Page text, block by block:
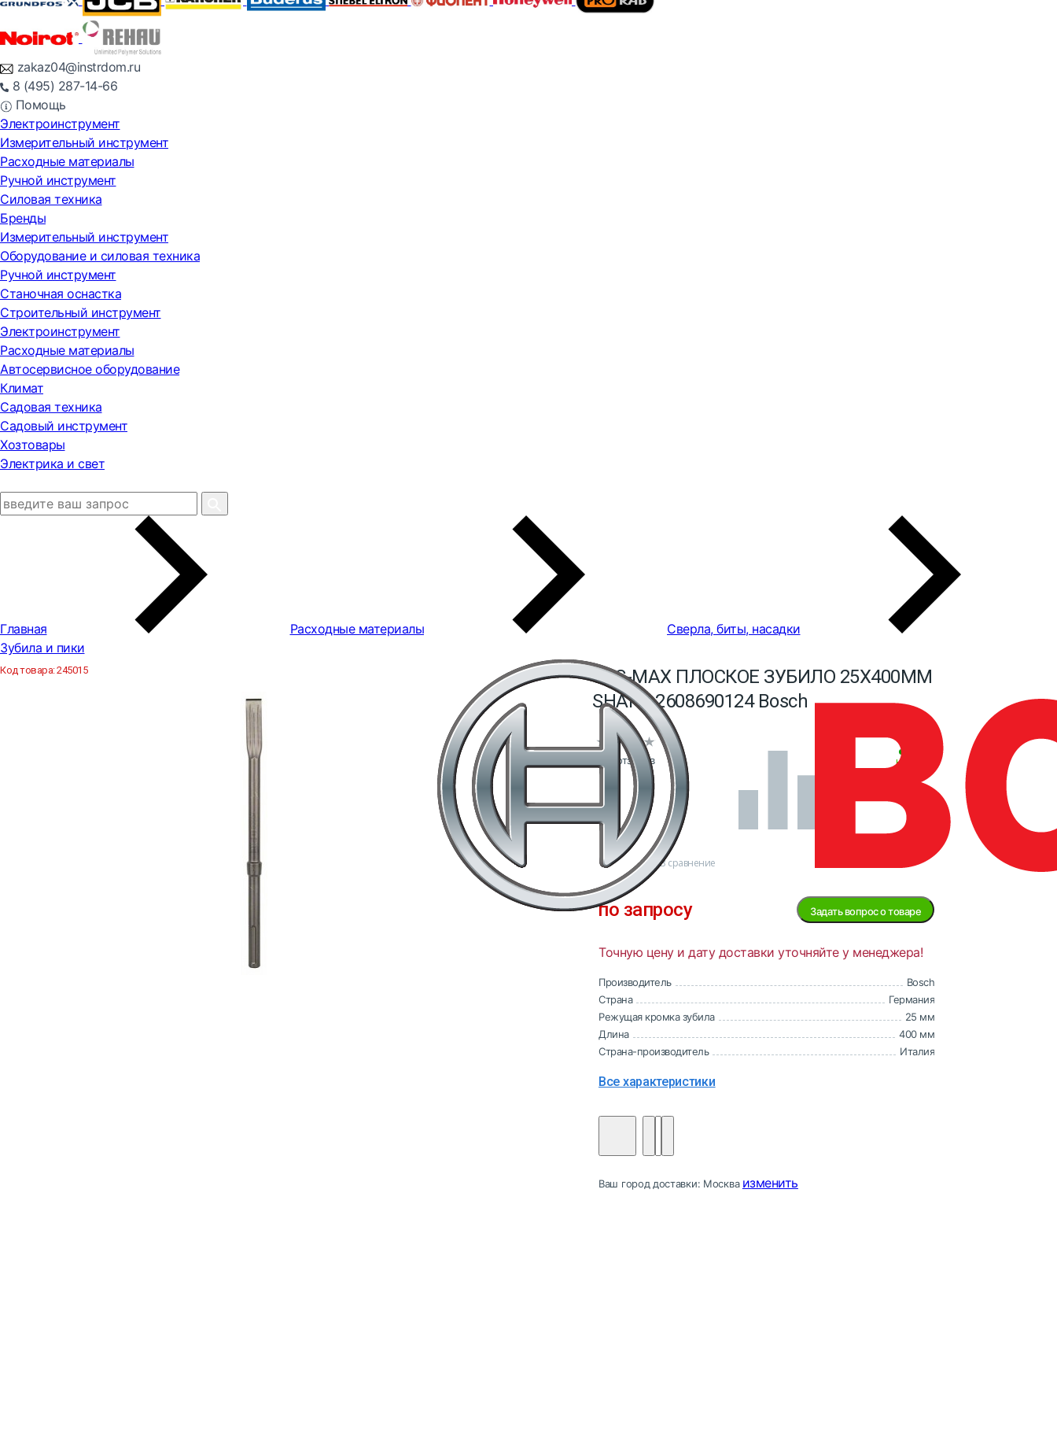
zakaz04@instrdom.ru
8 (495) 287-14-66
Помощь
Электроинструмент
Измерительный инструмент
Расходные материалы
Ручной инструмент
Силовая техника
Бренды
Измерительный инструмент
Оборудование и силовая техника
Ручной инструмент
Станочная оснастка
Строительный инструмент
Электроинструмент
Расходные материалы
Автосервисное оборудование
Климат
Садовая техника
Садовый инструмент
Хозтовары
Электрика и свет
Главная Расходные материалы
Сверла, биты, насадки
Зубила и пики
Код товара:245015
SDS-MAX ПЛОСКОЕ ЗУБИЛО 25Х400ММ
SHARP 2608690124 Bosch
0 отзывов
В сравнение
наличии
по запросу Задать вопрос о товаре
Точную цену и дату доставки уточняйте у менеджера!
Производитель
Bosch
Страна
Германия
Режущая кромка зубила
25 мм
Длина
400 мм
Страна-производитель
Италия
Все характеристики
Ваш город доставки: Москва изменить